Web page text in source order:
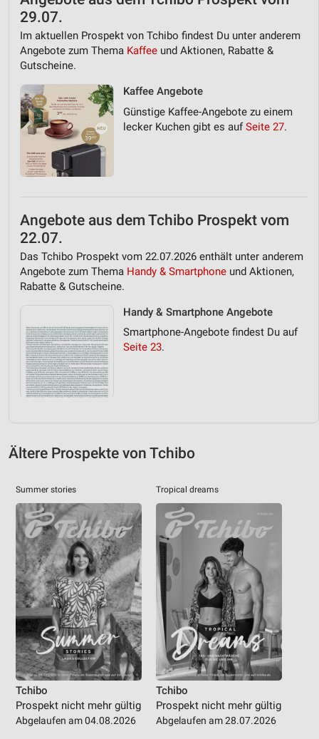
29.07.
Im aktuellen Prospekt von Tchibo findest Du unter anderem
Angebote zum Thema Kaffee und Aktionen, Rabatte &
Gutscheine.
Kaffee Angebote
Günstige Kaffee-Angebote zu einem
lecker Kuchen gibt es aufSeite 27.
Angebote aus dem Tchibo Prospekt vom
22.07.
Das Tchibo Prospekt vom 22.07.2026 enthält unter anderem
Angebote zum Thema Handy & Smartphone und Aktionen,
Rabatte & Gutscheine.
Handy & Smartphone Angebote
Smartphone-Angebote findest Du auf
Seite 23.
Ältere Prospekte von Tchibo
Summer stories
Tchibo
Prospekt nicht mehr gültig
Abgelaufen am 04.08.2026
Tropical dreams
Tchibo
Prospekt nicht mehr gültig
Abgelaufen am 28.07.2026